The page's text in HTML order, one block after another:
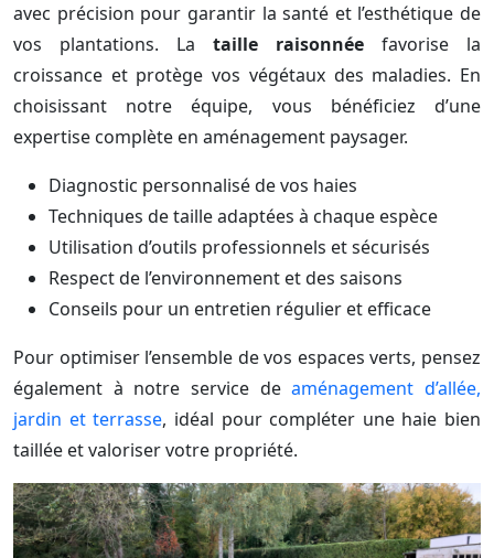
avec précision pour garantir la santé et l’esthétique de
vos plantations. La taille raisonnée favorise la
croissance et protège vos végétaux des maladies. En
choisissant notre équipe, vous bénéficiez d’une
expertise complète en aménagement paysager.
Diagnostic personnalisé de vos haies
Techniques de taille adaptées à chaque espèce
Utilisation d’outils professionnels et sécurisés
Respect de l’environnement et des saisons
Conseils pour un entretien régulier et efficace
Pour optimiser l’ensemble de vos espaces verts, pensez
également à notre service deaménagement d’allée,
jardin et terrasse, idéal pour compléter une haie bien
taillée et valoriser votre propriété.